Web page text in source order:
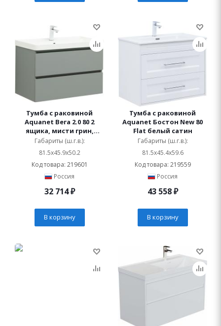
Тумба с раковиной
Aquanet Вега 2.0 80 2
ящика, мисти грин,
раковина Ирис
Габариты (ш.г.в.):
81.5x45.9x50.2
Код товара: 219601
Россия
32 714₽
В корзину
Тумба с раковиной
Aquanet Бостон New 80
Flat белый сатин
Габариты (ш.г.в.):
81.5x45.4x59.6
Код товара: 219559
Россия
43 558₽
В корзину